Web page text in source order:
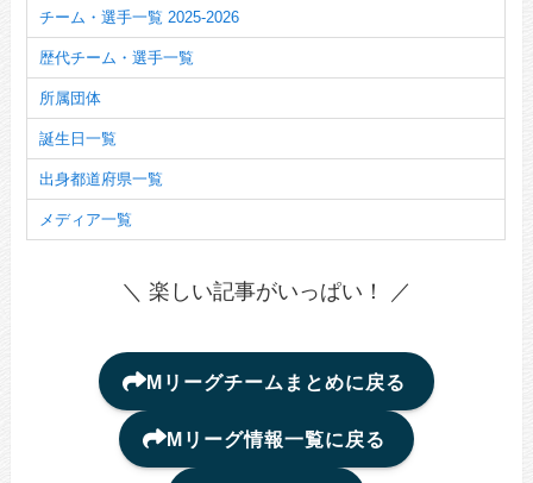
チーム・選手一覧 2025-2026
歴代チーム・選手一覧
所属団体
誕生日一覧
出身都道府県一覧
メディア一覧
＼ 楽しい記事がいっぱい！ ／
Mリーグチームまとめに戻る
Mリーグ情報一覧に戻る